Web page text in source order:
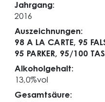
Jahrgang:
2016
Auszeichnungen:
98 A LA CARTE, 95
95 PARKER, 95/100
Alkoholgehalt:
13,0%vol
Gesamtsäure: